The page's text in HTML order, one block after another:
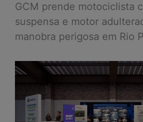
GCM prende motociclista
suspensa e motor
manobra perigosa em Rio